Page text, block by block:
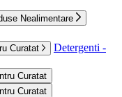
Nealimentare
Curatat
Detergenti -
Curatat
Curatat